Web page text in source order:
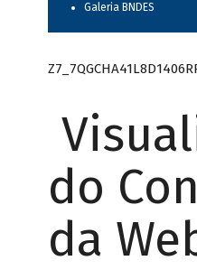
Galeria BNDES
do
da